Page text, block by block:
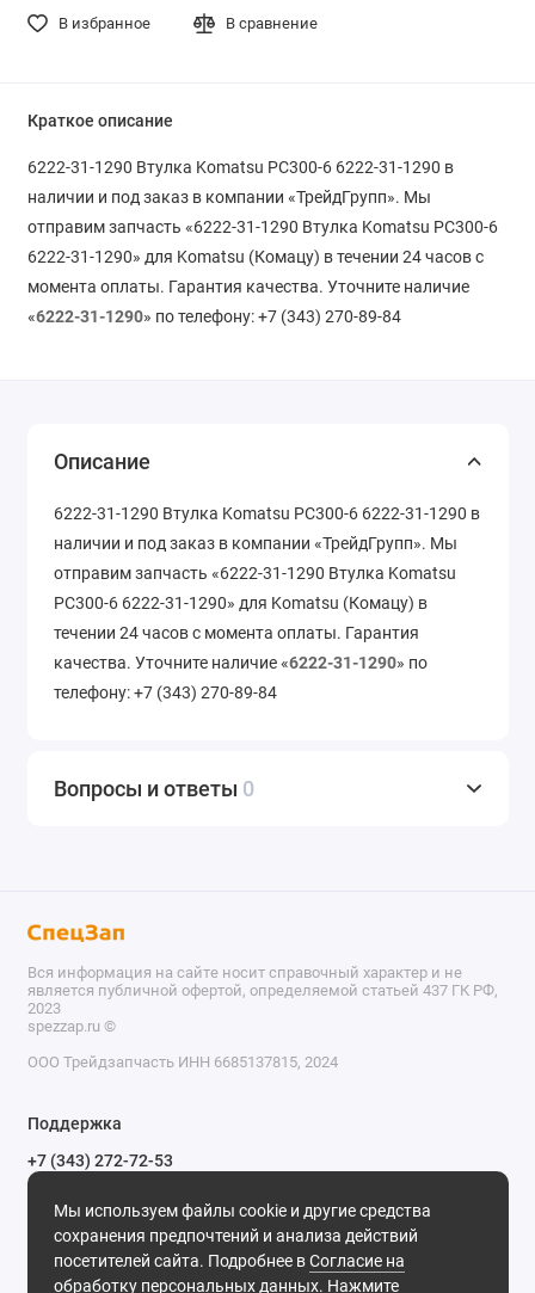
В избранное В сравнение
Краткое описание
6222-31-1290 Втулка Komatsu PC300-6 6222-31-1290 в
наличии и под заказ в компании «ТрейдГрупп». Мы
отправим запчасть «6222-31-1290 Втулка Komatsu PC300-6
6222-31-1290» для Komatsu (Комацу) в течении 24 часов с
момента оплаты. Гарантия качества. Уточните наличие
«6222-31-1290» по телефону: +7 (343) 270-89-84
Описание
6222-31-1290 Втулка Komatsu PC300-6 6222-31-1290 в
наличии и под заказ в компании «ТрейдГрупп». Мы
отправим запчасть «6222-31-1290 Втулка Komatsu
PC300-6 6222-31-1290» для Komatsu (Комацу) в
течении 24 часов с момента оплаты. Гарантия
качества. Уточните наличие «6222-31-1290» по
телефону: +7 (343) 270-89-84
Вопросы и ответы 0
Мы используем файлы cookie и другие средства
сохранения предпочтений и анализа действий
посетителей сайта. Подробнее вСогласие на
обработку персональных данных. Нажмите
Вся информация на сайте носит справочный характер и не
является публичной офертой, определяемой статьей 437 ГК РФ,
2023
spezzap.ru ©️
ООО Трейдзапчасть ИНН 6685137815, 2024
Поддержка
+7 (343) 272-72-53
Обратный звонок
620030, г. Екатеринбург, ул. Карьерная, д. 14, оф. 14.
Мы в сети